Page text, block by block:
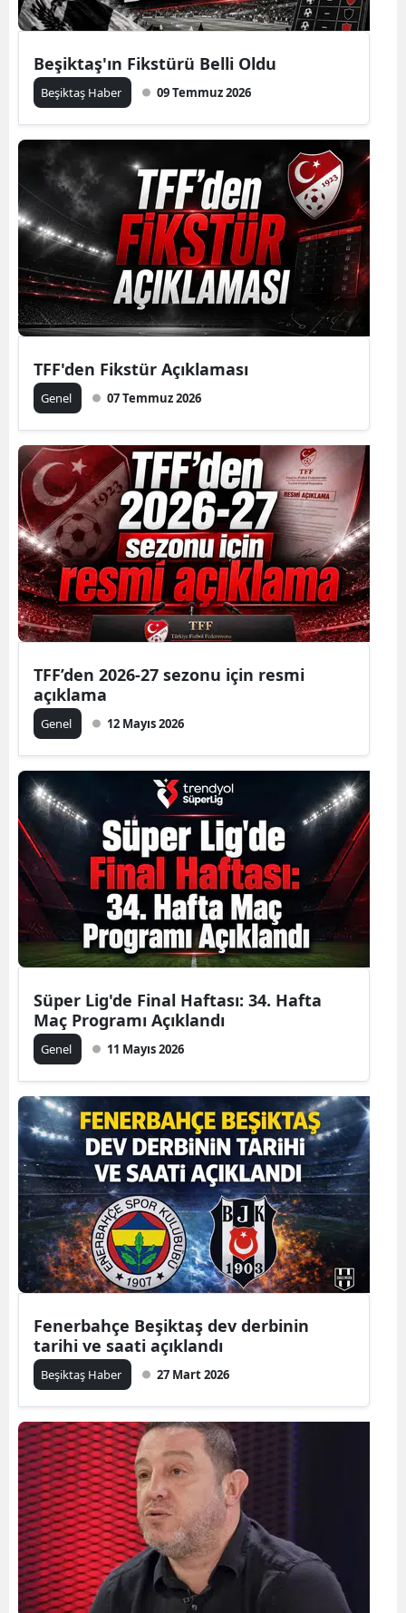
Beşiktaş'ın Fikstürü Belli Oldu
Beşiktaş Haber 09 Temmuz 2026
TFF'den Fikstür Açıklaması
Genel 07 Temmuz 2026
TFF’den 2026-27 sezonu için resmi
açıklama
Genel 12 Mayıs 2026
Süper Lig'de Final Haftası: 34. Hafta
Maç Programı Açıklandı
Genel 11 Mayıs 2026
Fenerbahçe Beşiktaş dev derbinin
tarihi ve saati açıklandı
Beşiktaş Haber 27 Mart 2026